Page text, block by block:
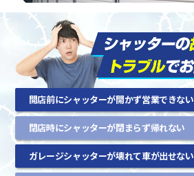
開店前にシャッターが開かず営業できない
閉店時にシャッターが閉まらず帰れない
ガレージシャッターが壊れて車が出せない